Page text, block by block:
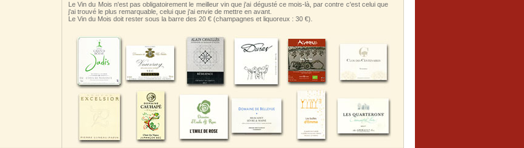
Le Vin du Mois n'est pas obligatoirement le meilleur vin que j'ai dégusté ce mois-là, par contre c'est celui que
j'ai trouvé le plus remarquable, celui que j'ai envie de mettre en avant.
Le Vin du Mois doit rester sous la barre des 20 € (champagnes et liquoreux : 30 €).